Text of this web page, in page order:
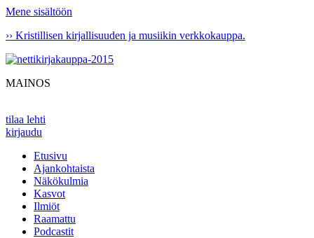
Mene sisältöön
›› Kristillisen kirjallisuuden ja musiikin verkkokauppa.
MAINOS
tilaa lehti
kirjaudu
Etusivu
Ajankohtaista
Näkökulmia
Kasvot
Ilmiöt
Raamattu
Podcastit